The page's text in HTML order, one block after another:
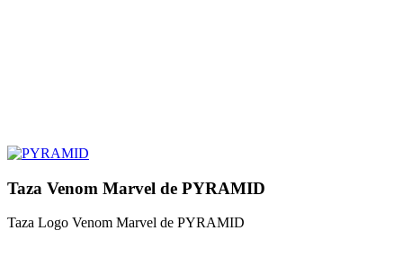
Taza Venom Marvel de PYRAMID
Taza Logo Venom Marvel de PYRAMID